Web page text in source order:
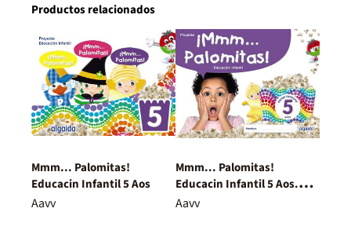
Productos relacionados
Mmm... Palomitas!
Educacin Infantil 5 Aos
Aavv
Mmm... Palomitas!
Educacin Infantil 5 Aos.
Primer Trimestre
Aavv